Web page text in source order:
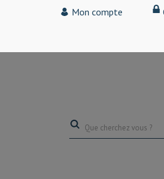
Mon compte